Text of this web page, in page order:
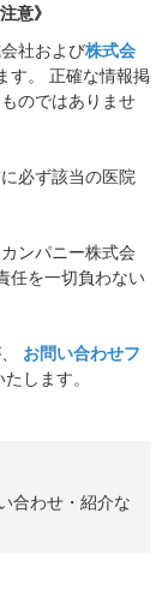
意》
社および株式会
す。 正確な情報掲
のではありませ
必ず該当の医院
ンパニー株式会
任を一切負わない
お問い合わせフ
します。
合わせ・紹介な